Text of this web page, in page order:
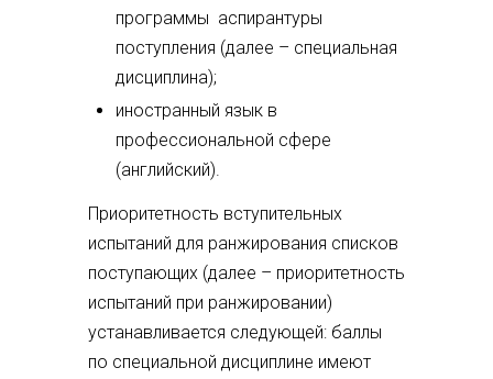
программы аспирантуры
поступления (далее – специальная
дисциплина);
иностранный язык в
профессиональной сфере
(английский).
Приоритетность вступительных
испытаний для ранжирования списков
поступающих (далее – приоритетность
испытаний при ранжировании)
устанавливается следующей: баллы
по специальной дисциплине имеют